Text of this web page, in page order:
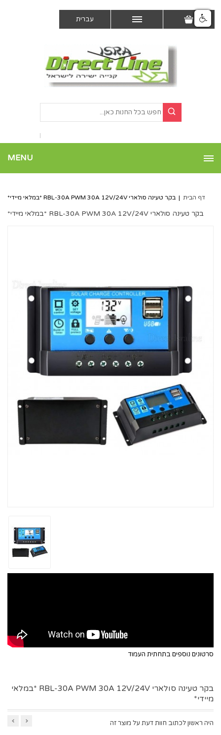
עברית
MENU
דף הבית | בקר טעינה סולארי RBL-30A PWM 30A 12V/24V *במלאי מיידי*
בקר טעינה סולארי RBL-30A PWM 30A 12V/24V *במלאי מיידי*
סרטונים נוספים בתחתית העמוד
בקר טעינה סולארי RBL-30A PWM 30A 12V/24V *במלאי
מיידי*
היה ראשון לכתוב חוות דעת על מוצר זה